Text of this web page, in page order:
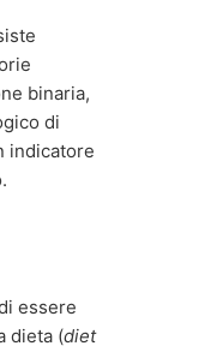
binaria,
di
indicatore
essere
dieta (diet